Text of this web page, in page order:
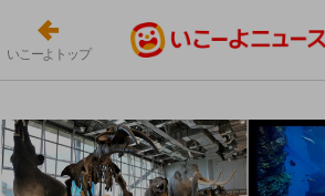
いこーよトップ